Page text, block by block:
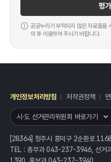
평
공공누리가 부착되지 않은 자료들을
의 후 이용하여 주시기 바랍니다.
개인정보처리방침 저작권정책
시·도 선거관리위원회 바로가기
[28364] 청주시 흥덕구 2순환로
TEL : 총무과 043-237-3946, 선